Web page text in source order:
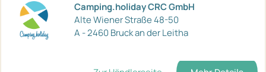
Camping.holiday CRC GmbH
Alte Wiener Straße 48-50
A - 2460 Bruck an der Leitha